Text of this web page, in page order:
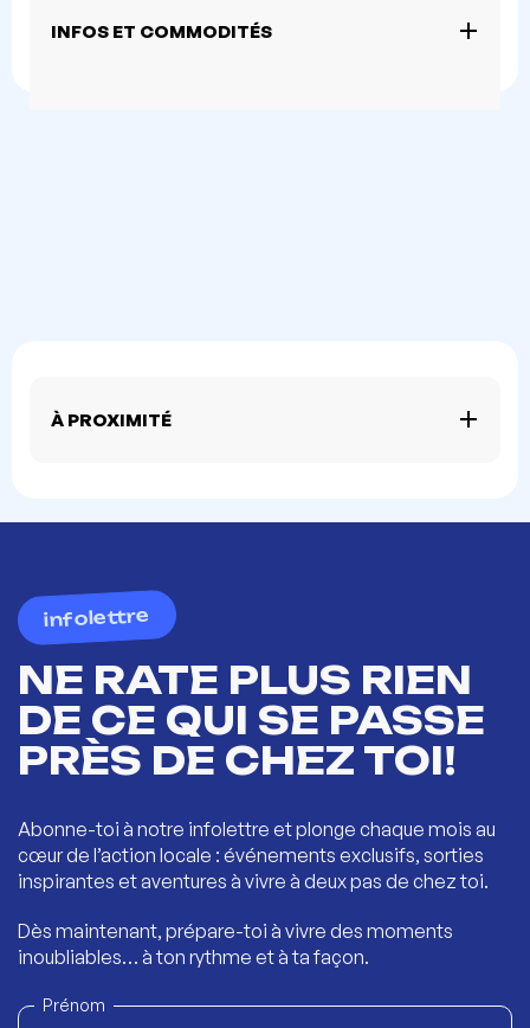
INFOS ET COMMODITÉS
À PROXIMITÉ
infolettre
NE RATE PLUS RIEN
DE CE QUI SE PASSE
PRÈS DE CHEZ TOI!
Abonne-toi à notre infolettre et plonge chaque mois au
cœur de l’action locale : événements exclusifs, sorties
inspirantes et aventures à vivre à deux pas de chez toi.
Dès maintenant, prépare-toi à vivre des moments
inoubliables… à ton rythme et à ta façon.
Prénom